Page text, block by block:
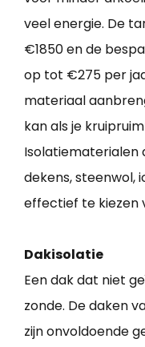
veel energie. De
€1850 en de
op tot €275 per
materiaal
kan als je
Isolatiematerialen
dekens, steenwol,
effectief te kiezen
Dakisolatie
Een dak dat niet
zonde. De daken
zijn onvoldoende